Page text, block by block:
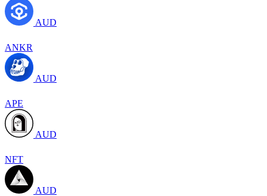
AUD
ANKR
AUD
APE
AUD
NFT
AUD